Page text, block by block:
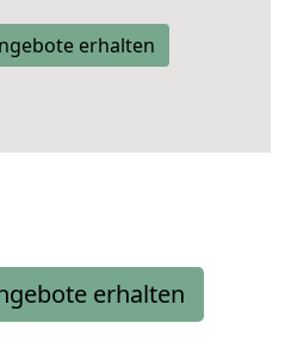
erhalten
erhalten